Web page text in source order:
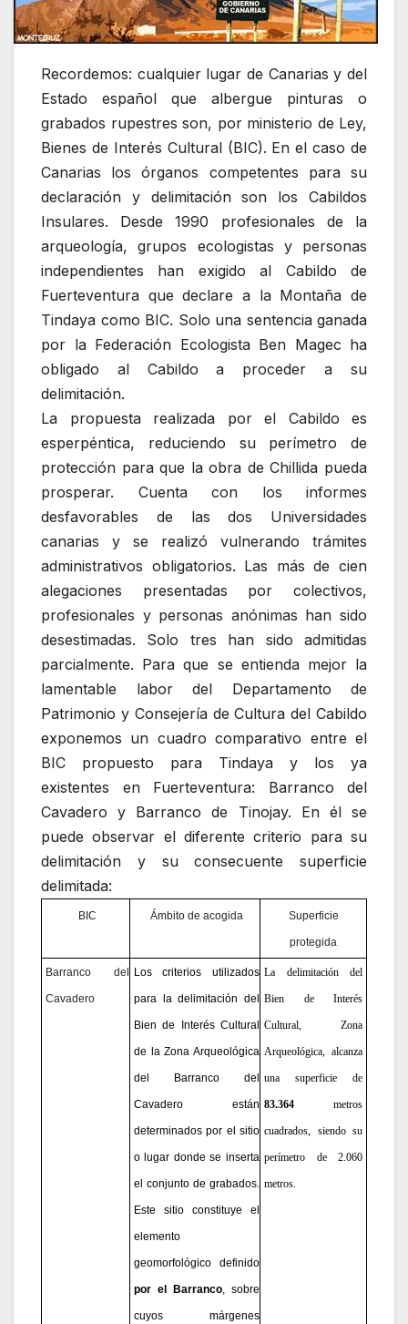
Recordemos: cualquier lugar de Canarias y del
Estado español que albergue pinturas o
grabados rupestres son, por ministerio de Ley,
Bienes de Interés Cultural (BIC). En el caso de
Canarias los órganos competentes para su
declaración y delimitación son los Cabildos
Insulares. Desde 1990 profesionales de la
arqueología, grupos ecologistas y personas
independientes han exigido al Cabildo de
Fuerteventura que declare a la Montaña de
Tindaya como BIC. Solo una sentencia ganada
por la Federación Ecologista Ben Magec ha
obligado al Cabildo a proceder a su
delimitación.
La propuesta realizada por el Cabildo es
esperpéntica, reduciendo su perímetro de
protección para que la obra de Chillida pueda
prosperar. Cuenta con los informes
desfavorables de las dos Universidades
canarias y se realizó vulnerando trámites
administrativos obligatorios. Las más de cien
alegaciones presentadas por colectivos,
profesionales y personas anónimas han sido
desestimadas. Solo tres han sido admitidas
parcialmente. Para que se entienda mejor la
lamentable labor del Departamento de
Patrimonio y Consejería de Cultura del Cabildo
exponemos un cuadro comparativo entre el
BIC propuesto para Tindaya y los ya
existentes en Fuerteventura: Barranco del
Cavadero y Barranco de Tinojay. En él se
puede observar el diferente criterio para su
delimitación y su consecuente superficie
delimitada:
BIC Ámbito de acogida Superficie
protegida
Barranco del
Cavadero
Los criterios utilizados
para la delimitación del
Bien de Interés Cultural
de la Zona Arqueológica
del Barranco del
Cavadero están
determinados por el sitio
o lugar donde se inserta
el conjunto de grabados.
Este sitio constituye el
elemento
geomorfológico definido
por el Barranco, sobre
cuyos márgenes
La delimitación del
Bien de Interés
Cultural, Zona
Arqueológica, alcanza
una superficie de
83.364metros
cuadrados, siendo su
perímetro de 2.060
metros.